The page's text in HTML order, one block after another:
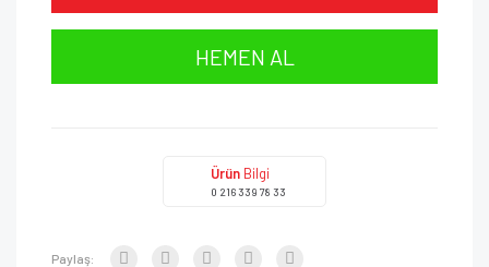
HEMEN AL
Ürün Bilgi
0 216 339 78 33
Paylaş: